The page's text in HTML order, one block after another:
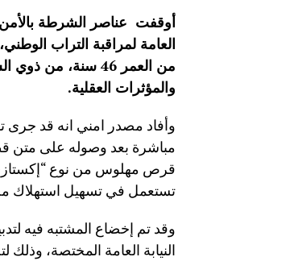
أوقفت عناصر الشرطة بالأمن
من العمر 46 سنة،
والمؤثرات العقلية.
وأفاد مصدر امني انه قد جرى
تستعمل في تسهيل استهلاك
وقد تم إخضاع المشتبه فيه
النيابة العامة المختصة،